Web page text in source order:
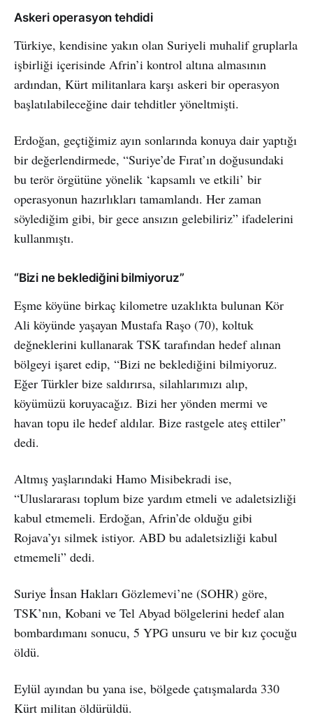
Askeri operasyon tehdidi
Türkiye, kendisine yakın olan Suriyeli muhalif gruplarla
işbirliği içerisinde Afrin’i kontrol altına almasının
ardından, Kürt militanlara karşı askeri bir operasyon
başlatılabileceğine dair tehditler yöneltmişti.
Erdoğan, geçtiğimiz ayın sonlarında konuya dair yaptığı
bir değerlendirmede, “Suriye’de Fırat’ın doğusundaki
bu terör örgütüne yönelik ‘kapsamlı ve etkili’ bir
operasyonun hazırlıkları tamamlandı. Her zaman
söylediğim gibi, bir gece ansızın gelebiliriz” ifadelerini
kullanmıştı.
“Bizi ne beklediğini bilmiyoruz”
Eşme köyüne birkaç kilometre uzaklıkta bulunan Kör
Ali köyünde yaşayan Mustafa Raşo (70), koltuk
değneklerini kullanarak TSK tarafından hedef alınan
bölgeyi işaret edip, “Bizi ne beklediğini bilmiyoruz.
Eğer Türkler bize saldırırsa, silahlarımızı alıp,
köyümüzü koruyacağız. Bizi her yönden mermi ve
havan topu ile hedef aldılar. Bize rastgele ateş ettiler”
dedi.
Altmış yaşlarındaki Hamo Misibekradi ise,
“Uluslararası toplum bize yardım etmeli ve adaletsizliği
kabul etmemeli. Erdoğan, Afrin’de olduğu gibi
Rojava’yı silmek istiyor. ABD bu adaletsizliği kabul
etmemeli” dedi.
Suriye İnsan Hakları Gözlemevi’ne (SOHR) göre,
TSK’nın, Kobani ve Tel Abyad bölgelerini hedef alan
bombardımanı sonucu, 5 YPG unsuru ve bir kız çocuğu
öldü.
Eylül ayından bu yana ise, bölgede çatışmalarda 330
Kürt militan öldürüldü.